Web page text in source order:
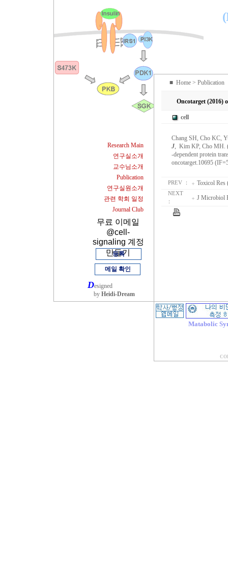
Research Main
연구실소개
교수님소개
Publication
연구실원소개
관련 학회 일정
Journal Club
무료 이메일
@cell-
signaling 계정
만들기
등록
메일 확인
Designed
by Heidi-Dream
■ Home > Publication
Oncotarget (2016)
cell
Chang SH, Cho KC,
J, Kim KP, Cho MH.
-dependent protein
oncotarget.10695
PREV ： Toxicol Res
NEXT
：
J Microbiol
Matabolic